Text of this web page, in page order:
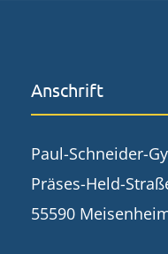
Anschrift
Paul-Schneider-
Präses-Held-
55590